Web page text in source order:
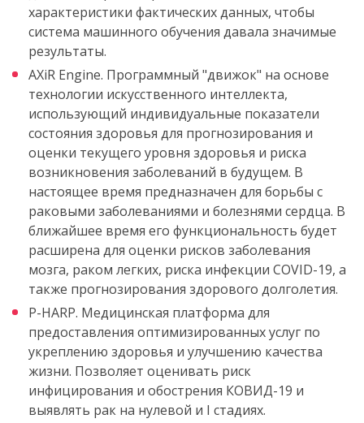
характеристики фактических данных, чтобы
система машинного обучения давала значимые
результаты.
AXiR Engine. Программный "движок" на основе
технологии искусственного интеллекта,
использующий индивидуальные показатели
состояния здоровья для прогнозирования и
оценки текущего уровня здоровья и риска
возникновения заболеваний в будущем. В
настоящее время предназначен для борьбы с
раковыми заболеваниями и болезнями сердца. В
ближайшее время его функциональность будет
расширена для оценки рисков заболевания
мозга, раком легких, риска инфекции COVID-19, а
также прогнозирования здорового долголетия.
P-HARP. Медицинская платформа для
предоставления оптимизированных услуг по
укреплению здоровья и улучшению качества
жизни. Позволяет оценивать риск
инфицирования и обострения КОВИД-19 и
выявлять рак на нулевой и I стадиях.